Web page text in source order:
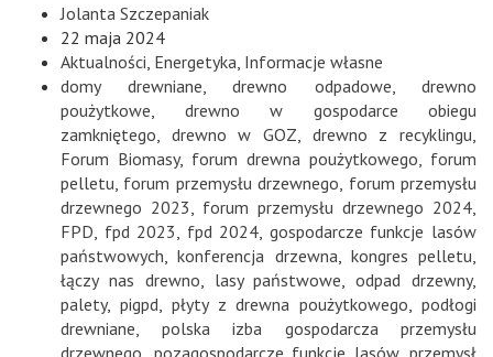
Jolanta Szczepaniak
22 maja 2024
Aktualności Energetyka Informacje własne
domy drewniane
drewno odpadowe
drewno
poużytkowe
drewno w gospodarce obiegu
zamkniętego
drewno w GOZ drewno z recyklingu
Forum Biomasy, forum drewna poużytkowego
forum
pelletu forum przemysłu drzewnego forum przemysłu
drzewnego 2023
forum przemysłu drzewnego 2024
FPD fpd 2023 fpd 2024 gospodarcze funkcje lasów
państwowych ,konferencja drzewna kongres pelletu
łączy nas drewno
lasy państwowe ,odpad drzewny,
palety, pigpd płyty z drewna poużytkowego ,podłogi
drewniane
polska izba gospodarcza przemysłu
drzewnego pozagospodarcze funkcje lasów, przemysł